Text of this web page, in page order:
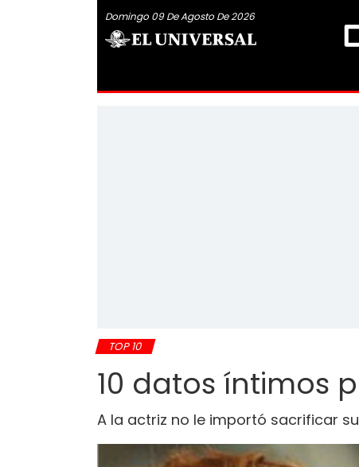
Domingo 09 De Agosto De 2026
TOP 10
10 datos íntimos
A la actriz no le importó sacrificar